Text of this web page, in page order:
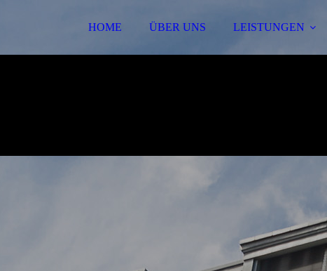
HOME ÜBER UNS LEISTUNGEN